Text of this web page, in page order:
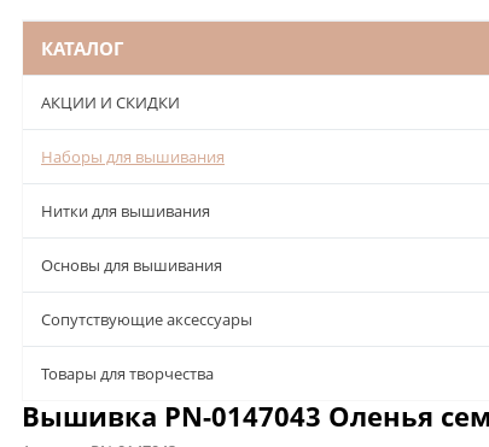
КАТАЛОГ
АКЦИИ И СКИДКИ
Наборы для вышивания
Нитки для вышивания
Основы для вышивания
Сопутствующие аксессуары
Товары для творчества
Вышивка PN-0147043 Оленья